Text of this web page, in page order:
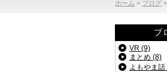
ホーム > ブログ >
ブ
VR (9)
まとめ (8)
よもやま話